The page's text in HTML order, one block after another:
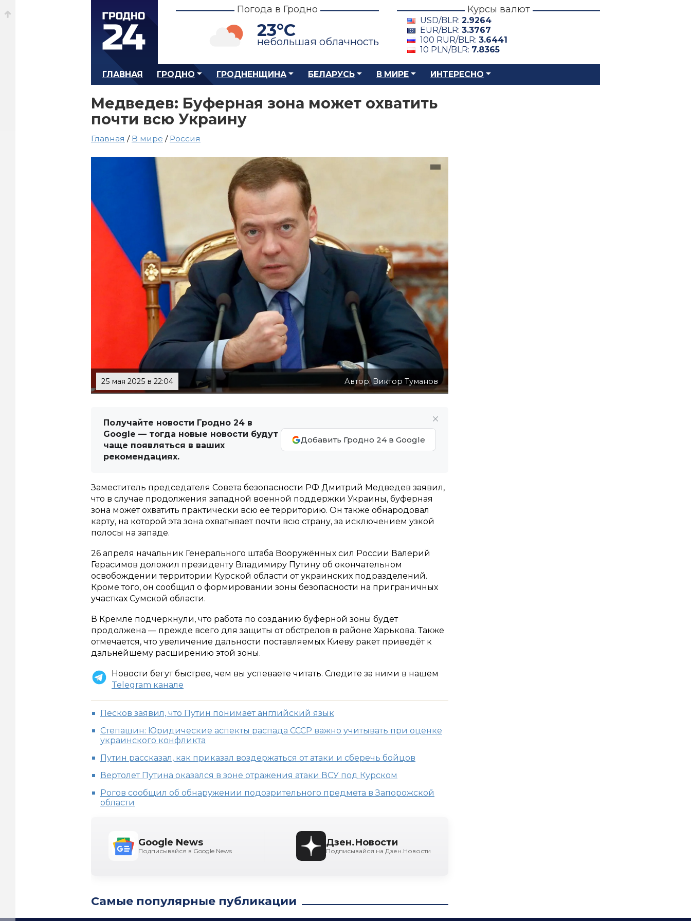
Погода в Гродно
23°C
небольшая облачность
Курсы валют
USD/BLR: 2.9264
EUR/BLR: 3.3767
100 RUR/BLR: 3.6441
10 PLN/BLR: 7.8365
ГЛАВНАЯ ГРОДНО ГРОДНЕНЩИНА БЕЛАРУСЬ В МИРЕ ИНТЕРЕСНО
Медведев: Буферная зона может охватить
почти всю Украину
Главная / В мире / Россия
25 мая 2025 в 22:04 Автор: Виктор Туманов
Получайте новости Гродно 24 в
Google — тогда новые новости будут
чаще появляться в ваших
рекомендациях.
Добавить Гродно 24 в Google
Заместитель председателя Совета безопасности РФ Дмитрий Медведев заявил,
что в случае продолжения западной военной поддержки Украины, буферная
зона может охватить практически всю её территорию. Он также обнародовал
карту, на которой эта зона охватывает почти всю страну, за исключением узкой
полосы на западе.
26 апреля начальник Генерального штаба Вооружённых сил России Валерий
Герасимов доложил президенту Владимиру Путину об окончательном
освобождении территории Курской области от украинских подразделений.
Кроме того, он сообщил о формировании зоны безопасности на приграничных
участках Сумской области.
В Кремле подчеркнули, что работа по созданию буферной зоны будет
продолжена — прежде всего для защиты от обстрелов в районе Харькова. Также
отмечается, что увеличение дальности поставляемых Киеву ракет приведёт к
дальнейшему расширению этой зоны.
Новости бегут быстрее, чем вы успеваете читать. Следите за ними в нашем
Telegram канале
Песков заявил, что Путин понимает английский язык
Степашин: Юридические аспекты распада СССР важно учитывать при оценке
украинского конфликта
Путин рассказал, как приказал воздержаться от атаки и сберечь бойцов
Вертолет Путина оказался в зоне отражения атаки ВСУ под Курском
Рогов сообщил об обнаружении подозрительного предмета в Запорожской
области
Google News
Подписывайся в Google News
Дзен.Новости
Подписывайся на Дзен.Новости
Самые популярные публикации